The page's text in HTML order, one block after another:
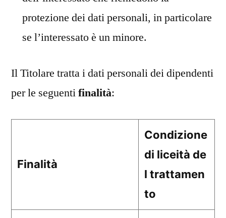
protezione dei dati personali, in particolare
se l’interessato è un minore.
Il Titolare tratta i dati personali dei dipendenti
per le seguentifinalità:
Finalità
Condizione
di liceità de
l trattamen
to